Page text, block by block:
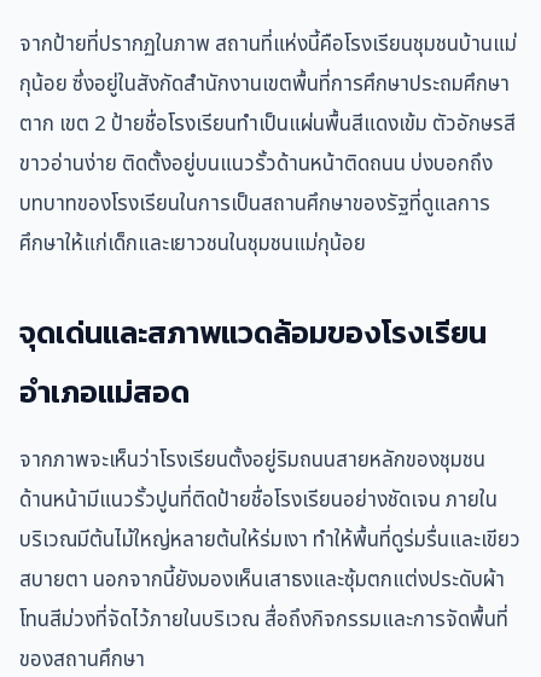
จากป้ายที่ปรากฏในภาพ สถานที่แห่งนี้คือโรงเรียนชุมชนบ้านแม่
กุน้อย ซึ่งอยู่ในสังกัดสำนักงานเขตพื้นที่การศึกษาประถมศึกษา
ตาก เขต 2 ป้ายชื่อโรงเรียนทำเป็นแผ่นพื้นสีแดงเข้ม ตัวอักษรสี
ขาวอ่านง่าย ติดตั้งอยู่บนแนวรั้วด้านหน้าติดถนน บ่งบอกถึง
บทบาทของโรงเรียนในการเป็นสถานศึกษาของรัฐที่ดูแลการ
ศึกษาให้แก่เด็กและเยาวชนในชุมชนแม่กุน้อย
จุดเด่นและสภาพแวดล้อมของโรงเรียน
อำเภอแม่สอด
จากภาพจะเห็นว่าโรงเรียนตั้งอยู่ริมถนนสายหลักของชุมชน
ด้านหน้ามีแนวรั้วปูนที่ติดป้ายชื่อโรงเรียนอย่างชัดเจน ภายใน
บริเวณมีต้นไม้ใหญ่หลายต้นให้ร่มเงา ทำให้พื้นที่ดูร่มรื่นและเขียว
สบายตา นอกจากนี้ยังมองเห็นเสาธงและซุ้มตกแต่งประดับผ้า
โทนสีม่วงที่จัดไว้ภายในบริเวณ สื่อถึงกิจกรรมและการจัดพื้นที่
ของสถานศึกษา